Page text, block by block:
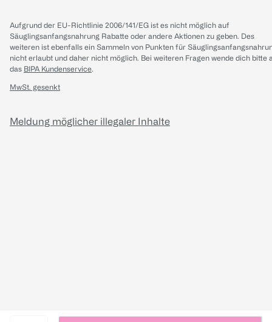
Aufgrund der EU-Richtlinie 2006/141/EG ist es nicht möglich auf
Säuglingsanfangsnahrung Rabatte oder andere Aktionen zu geben. Des
weiteren ist ebenfalls ein Sammeln von Punkten für
nicht erlaubt und daher nicht möglich. Bei weiteren Fragen wende dich bitte
das BIPA Kundenservice.
MwSt. gesenkt
Meldung möglicher illegaler Inhalte